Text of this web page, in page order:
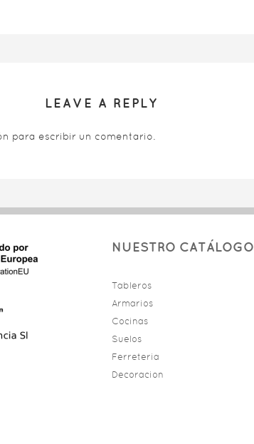
LEAVE A REPLY
para escribir un comentario.
NUESTRO CATÁLOGO
Tableros
Armarios
Cocinas
Suelos
Ferreteria
Decoracion